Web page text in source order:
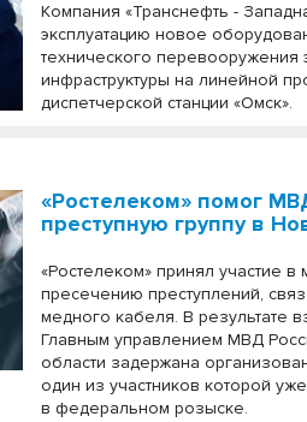
Компания «Транснефть -
эксплуатацию новое
технического перевооружения
инфраструктуры на линейной
диспетчерской станции «Омск».
«Ростелеком» помог
преступную группу в
«Ростелеком» принял участие в
пресечению преступлений,
медного кабеля. В результате
Главным управлением МВД
области задержана
один из участников которой
в федеральном розыске.